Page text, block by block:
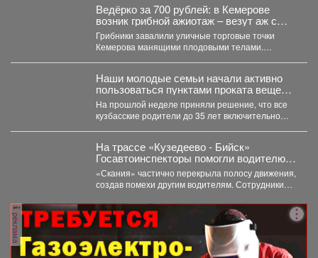
Ведёрко за 700 рублей: в Кемерове
возник грибной ажиотаж – везут аж с
Алтая
Грибники завалили уличные торговые точки
Кемерова манящими плодовыми телами.
Наши молодые семьи начали активно
пользоваться пунктами проката вещей
для новорожденных.
На прошлой неделе приняли решение, что все
кузбасские родители до 35 лет включительно
На трассе «Кузедеево - Бийск»
Госавтоинспекторы помогли водителю
застрявшего в кювете грузовика.
«Скания» частично перекрыла полосу движения,
создав помехи другим водителям. Сотрудники
реклама